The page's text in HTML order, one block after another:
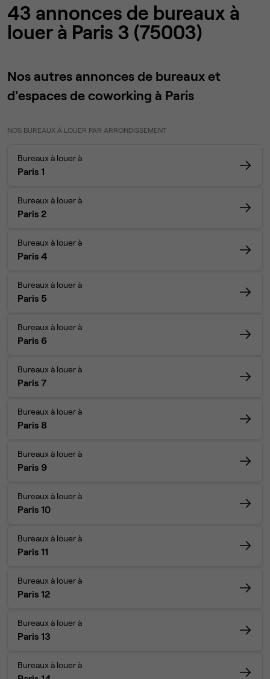
43 annonces de bureaux à
louer à Paris 3 (75003)
Nos autres annonces de bureaux et
d'espaces de coworking à Paris
NOS BUREAUX À LOUER PAR ARRONDISSEMENT
Bureaux à louer à
Paris 1
Bureaux à louer à
Paris 2
Bureaux à louer à
Paris 4
Bureaux à louer à
Paris 5
Bureaux à louer à
Paris 6
Bureaux à louer à
Paris 7
Bureaux à louer à
Paris 8
Bureaux à louer à
Paris 9
Bureaux à louer à
Paris 10
Bureaux à louer à
Paris 11
Bureaux à louer à
Paris 12
Bureaux à louer à
Paris 13
Bureaux à louer à